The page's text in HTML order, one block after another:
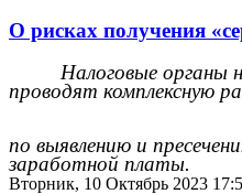
О рисках получения
Налоговые органы
проводят комплексную
по выявлению и
заработной платы.
Вторник, 10 Октябрь 2023